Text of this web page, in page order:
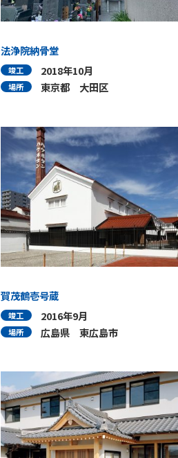
法浄院納骨堂
竣工 2018年10月
場所 東京都 大田区
賀茂鶴壱号蔵
竣工 2016年9月
場所 広島県 東広島市